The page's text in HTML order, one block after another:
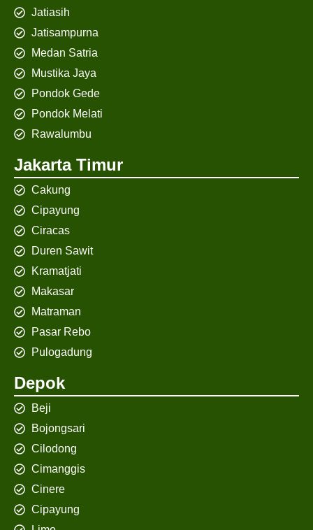
Jatiasih
Jatisampurna
Medan Satria
Mustika Jaya
Pondok Gede
Pondok Melati
Rawalumbu
Jakarta Timur
Cakung
Cipayung
Ciracas
Duren Sawit
Kramatjati
Makasar
Matraman
Pasar Rebo
Pulogadung
Depok
Beji
Bojongsari
Cilodong
Cimanggis
Cinere
Cipayung